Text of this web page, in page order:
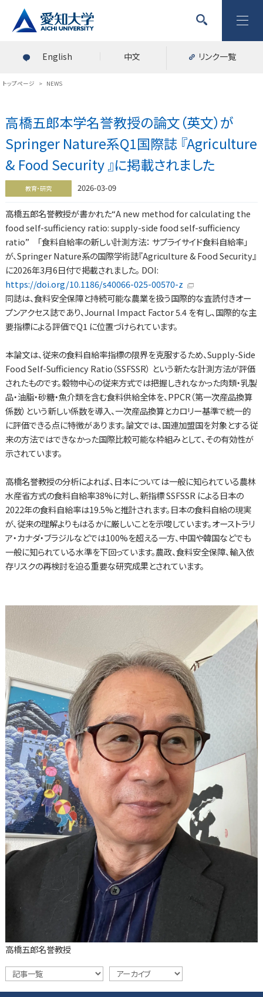
English 中文 リンク一覧
トップページ > NEWS
高橋五郎本学名誉教授の論文（英文）が
Springer Nature系Q1国際誌 『Agriculture
& Food Security 』に掲載されました
教育・研究 2026-03-09
高橋五郎名誉教授が書かれた“A new method for calculating the
food self-sufficiency ratio: supply-side food self-sufficiency
ratio” 「食料自給率の新しい計測方法： サプライサイド食料自給率」
が、Springer Nature系の国際学術誌『Agriculture & Food Security』
に2026年3月6日付で掲載されました。 DOI:
https://doi.org/10.1186/s40066-025-00570-z
同誌は、食料安全保障と持続可能な農業を扱う国際的な査読付きオー
プンアクセス誌であり、Journal Impact Factor 5.4 を有し、国際的な主
要指標による評価でQ1 に位置づけられています。
本論文は、従来の食料自給率指標の限界を克服するため、Supply-Side
Food Self-Sufficiency Ratio（SSFSSR） という新たな計測方法が評価
されたものです。穀物中心の従来方式では把握しきれなかった肉類・乳製
品・油脂・砂糖・魚介類を含む食料供給全体を、PPCR（第一次産品換算
係数）という新しい係数を導入、一次産品換算とカロリー基準で統一的
に評価できる点に特徴があります。論文では、国連加盟国を対象とする従
来の方法ではできなかった国際比較可能な枠組みとして、その有効性が
示されています。
高橋名誉教授の分析によれば、日本については一般に知られている農林
水産省方式の食料自給率38%に対し、新指標 SSFSSR による日本の
2022年の食料自給率は19.5%と推計されます。日本の食料自給の現実
が、従来の理解よりもはるかに厳しいことを示唆しています。オーストラリ
ア・カナダ・ブラジルなどでは100%を超える一方、中国や韓国などでも
一般に知られている水準を下回っています。農政、食料安全保障、輸入依
存リスクの再検討を迫る重要な研究成果とされています。
高橋五郎名誉教授